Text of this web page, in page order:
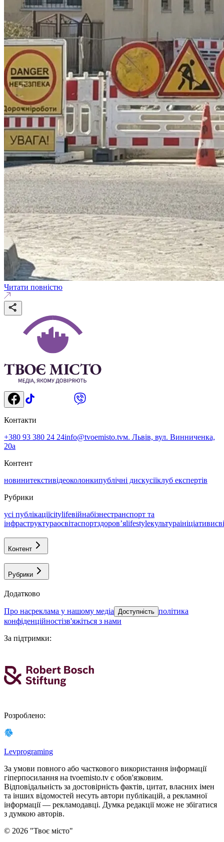
Читати повністю
Контакти
+380 93 380 24 24info@tvoemisto.tvм. Львів, вул. Винниченка,
20а
Контент
новинитекстивідеоколонкипублічні дискусіїклуб експертів
Рубрики
усі публікаціїcitylifeвійнабізнестранспорт та
інфраструктураосвітаспортздоровʼяlifestyleкультураініціативи
Контент
Рубрики
Додатково
про насреклама у нашому медіа Доступність політика
конфіденційностізв'яжіться з нами
За підтримки:
Розроблено:
Levprograming
За умови повного або часткового використання iнформацiї
гіперпосилання на tvoemisto.tv є обов'язковим.
Відповідальність за достовірність фактів, цитат, власних імен
та інших відомостей несуть автори публікацій, а рекламної
інформації — рекламодавці. Думка редакцiї може не збiгатися
з думкою авторiв.
© 2026 "Твоє місто"